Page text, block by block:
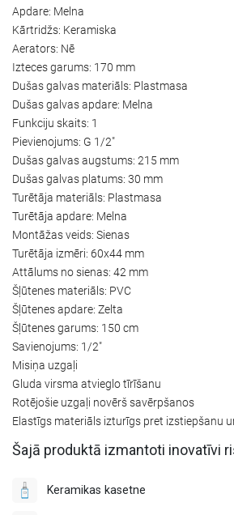
Apdare: Melna
Kārtridžs: Keramiska
Aerators: Nē
Izteces garums: 170 mm
Dušas galvas materiāls: Plastmasa
Dušas galvas apdare: Melna
Funkciju skaits: 1
Pievienojums: G 1/2"
Dušas galvas augstums: 215 mm
Dušas galvas platums: 30 mm
Turētāja materiāls: Plastmasa
Turētāja apdare: Melna
Montāžas veids: Sienas
Turētāja izmēri: 60x44 mm
Attālums no sienas: 42 mm
Šļūtenes materiāls: PVC
Šļūtenes apdare: Zelta
Šļūtenes garums: 150 cm
Savienojums: 1/2"
Misiņa uzgaļi
Gluda virsma atvieglo tīrīšanu
Rotējošie uzgaļi novērš savērpšanos
Elastīgs materiāls izturīgs pret izstiepšanu
Šajā produktā izmantoti inovatīvi
Keramikas kasetne